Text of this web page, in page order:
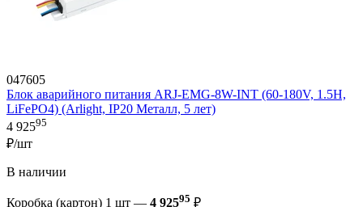
047605
Блок аварийного питания ARJ-EMG-8W-INT (60-180V, 1.5H,
LiFePO4) (Arlight, IP20 Металл, 5 лет)
4 92595
₽/шт
В наличии
Коробка (картон) 1 шт — 4 92595 ₽